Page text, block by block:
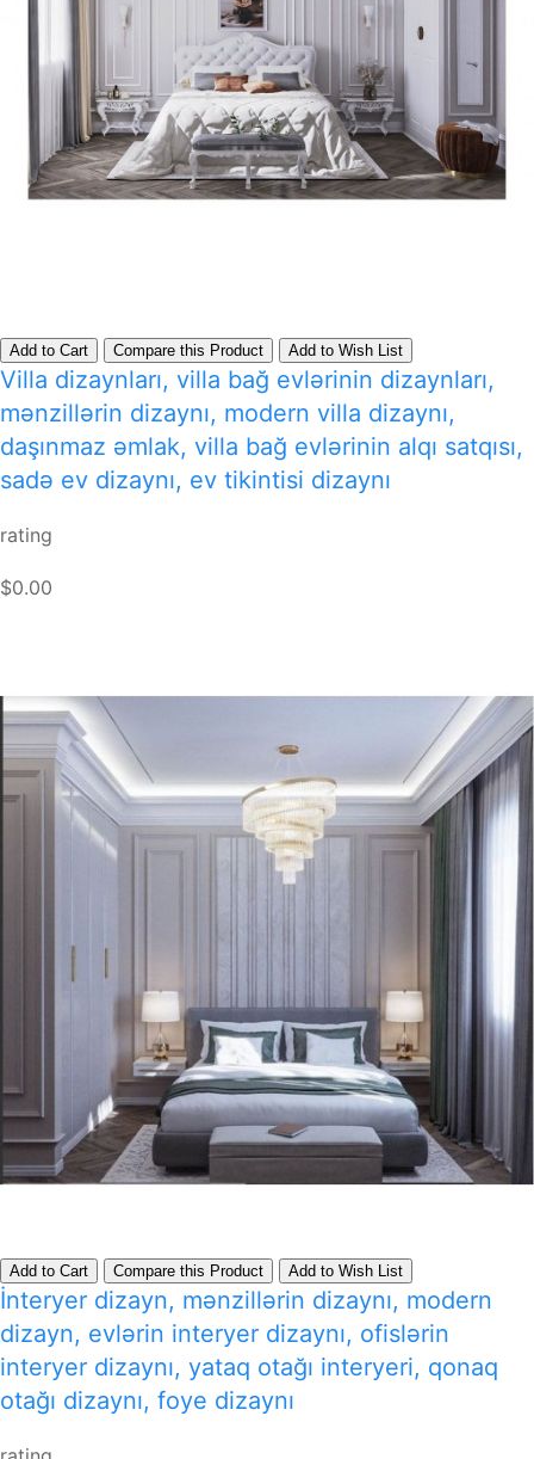
Add to Cart Compare this Product Add to Wish List
Villa dizaynları, villa bağ evlərinin dizaynları,
mənzillərin dizaynı, modern villa dizaynı,
daşınmaz əmlak, villa bağ evlərinin alqı satqısı,
sadə ev dizaynı, ev tikintisi dizaynı
rating
$0.00
Add to Cart Compare this Product Add to Wish List
İnteryer dizayn, mənzillərin dizaynı, modern
dizayn, evlərin interyer dizaynı, ofislərin
interyer dizaynı, yataq otağı interyeri, qonaq
otağı dizaynı, foye dizaynı